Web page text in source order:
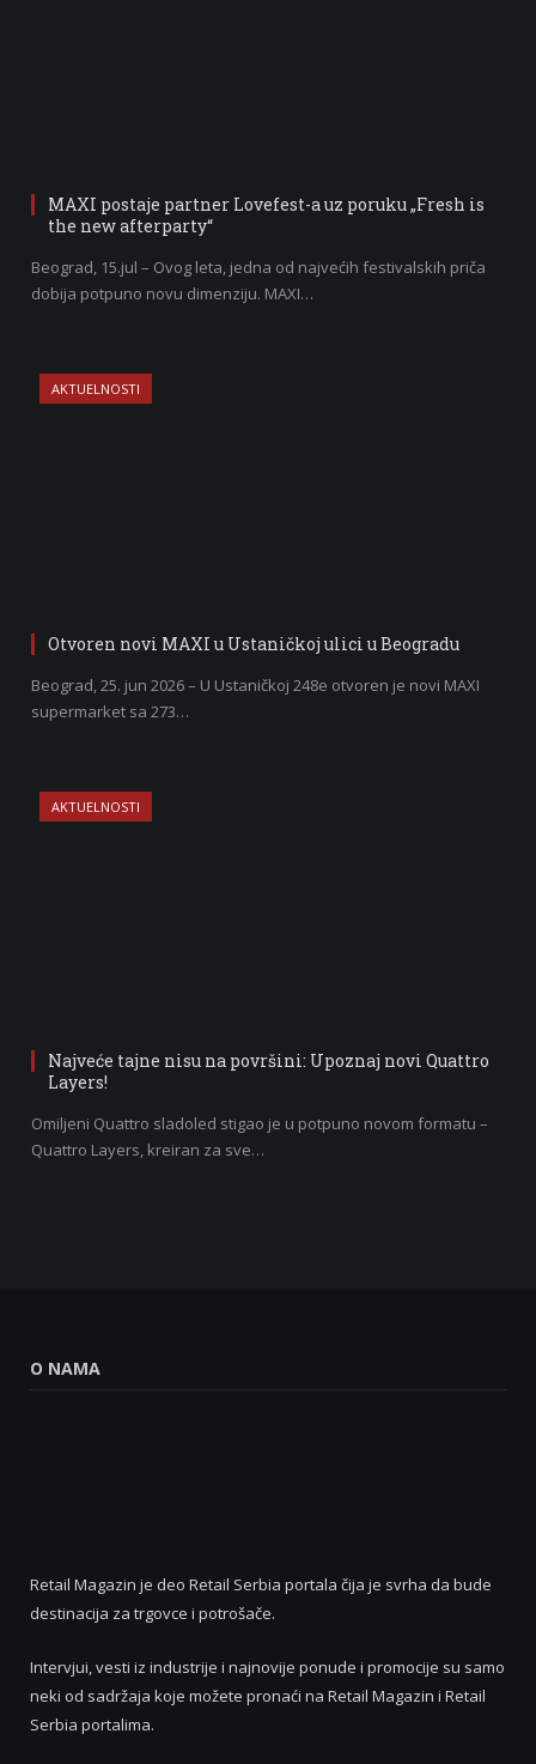
MAXI postaje partner Lovefest-a uz poruku „Fresh is
the new afterparty“
Beograd, 15.jul – Ovog leta, jedna od najvećih festivalskih priča
dobija potpuno novu dimenziju. MAXI…
AKTUELNOSTI
Otvoren novi MAXI u Ustaničkoj ulici u Beogradu
Beograd, 25. jun 2026 – U Ustaničkoj 248e otvoren je novi MAXI
supermarket sa 273…
AKTUELNOSTI
Najveće tajne nisu na površini: Upoznaj novi Quattro
Layers!
Omiljeni Quattro sladoled stigao je u potpuno novom formatu –
Quattro Layers, kreiran za sve…
O NAMA
Retail Magazin je deo Retail Serbia portala čija je svrha da bude
destinacija za trgovce i potrošače.
Intervjui, vesti iz industrije i najnovije ponude i promocije su samo
neki od sadržaja koje možete pronaći na Retail Magazin i Retail
Serbia portalima.